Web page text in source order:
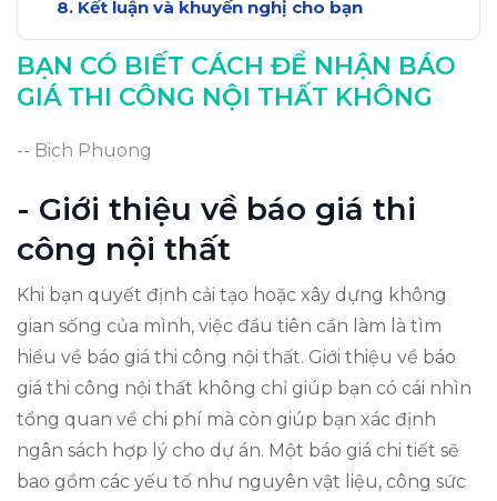
Kết luận và khuyến nghị cho bạn
BẠN CÓ BIẾT CÁCH ĐỂ NHẬN BÁO
GIÁ THI CÔNG NỘI THẤT KHÔNG
-- Bich Phuong
- Giới thiệu về báo giá thi
công nội thất
Khi bạn quyết định cải tạo hoặc xây dựng không
gian sống của mình, việc đầu tiên cần làm là tìm
hiểu về báo giá thi công nội thất. Giới thiệu về báo
giá thi công nội thất không chỉ giúp bạn có cái nhìn
tổng quan về chi phí mà còn giúp bạn xác định
ngân sách hợp lý cho dự án. Một báo giá chi tiết sẽ
bao gồm các yếu tố như nguyên vật liệu, công sức